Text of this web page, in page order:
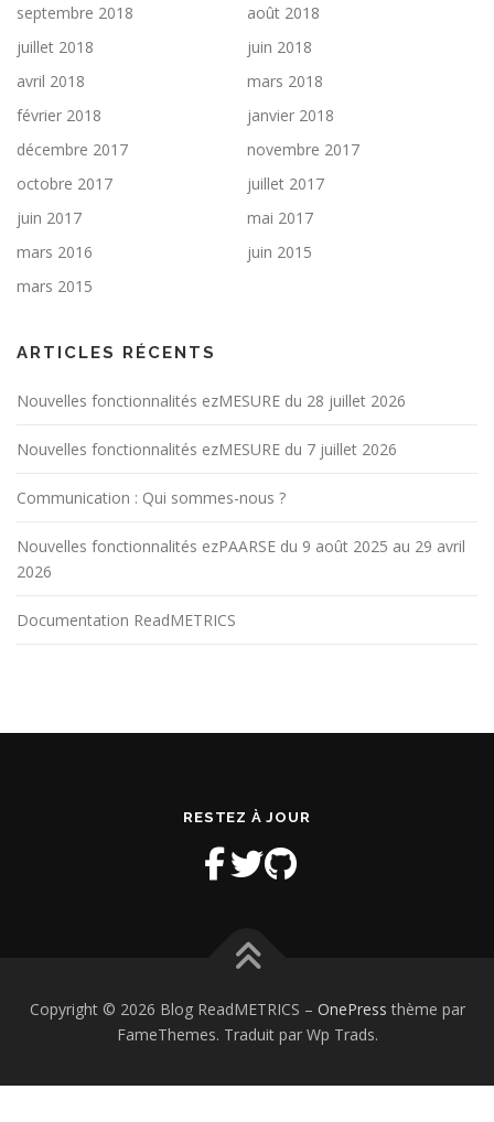
septembre 2018
août 2018
juillet 2018
juin 2018
avril 2018
mars 2018
février 2018
janvier 2018
décembre 2017
novembre 2017
octobre 2017
juillet 2017
juin 2017
mai 2017
mars 2016
juin 2015
mars 2015
ARTICLES RÉCENTS
Nouvelles fonctionnalités ezMESURE du 28 juillet 2026
Nouvelles fonctionnalités ezMESURE du 7 juillet 2026
Communication : Qui sommes-nous ?
Nouvelles fonctionnalités ezPAARSE du 9 août 2025 au 29 avril
2026
Documentation ReadMETRICS
RESTEZ À JOUR
Copyright © 2026 Blog ReadMETRICS – OnePress thème par
FameThemes. Traduit par Wp Trads.